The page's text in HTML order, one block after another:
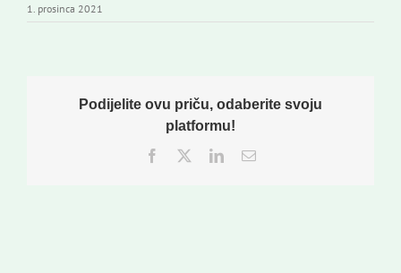
1. prosinca 2021
Podijelite ovu priču, odaberite svoju
platformu!
Facebook
TwitterLinkedInEmail: